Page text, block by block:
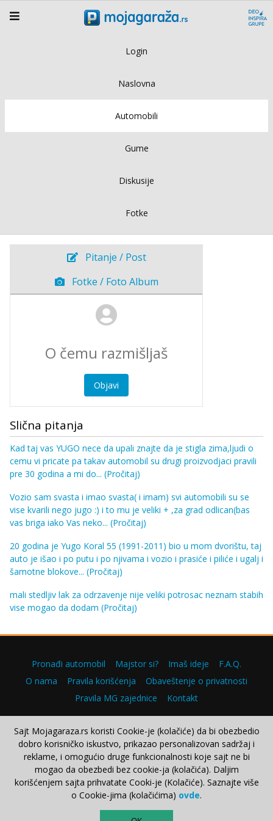
Login
Naslovna
Automobili
Gume
Diskusije
Fotke
Pitanje / Post
Fotke / Foto Album
Objavi
Slična pitanja
Kad taj vas YUGO nece da upali znajte da je stigla zima,ljudi o
cemu vi pricate pa takav automobil su drugi proizvodjaci pravili
pre 30 godina a mi do... (Pročitaj)
Vozio sam svasta i imao svasta( i imam) svi automobili su se
vise kvarili nego jugo :) i to mu je veliki + ,za grad odlican(bas
vas briga iako Vas neko... (Pročitaj)
20 godina je Yugo Koral 55 (1991-2011) bio u mom dvorištu, taj
auto je išao i po putu i po njivama i vozio i prasiće i piliće i ugalj i
šamotne blokove... (Pročitaj)
mali stedljiv lak za odrzavenje nije veliki potrosac neznam stabih
vise mogao da dodam (Pročitaj)
Pronađi automobil Majstor si? Imaš ideje
F.A.Q.
O nama
Pravila korišćenja
Obaveštenje o privatnosti
Pravila MG zajednice
Kontakt
Copyright © 2000–2026.
Sajt Mojagaraza.rs koristi Cookie-je (kolačiće) da bi obezbedio
dobro korisničko iskustvo, prikazao personalizovan sadržaj i
reklame, i omogućio druge funkcionalnosti koje sajt ne bi
mogao da obezbedi bez cookie-ja (kolačića). Daljim
korišćenjem sajta prihvatate Cooki-je (Kolačiće). Saznajte više
o Cookie-jima (kolačićima) ovde.